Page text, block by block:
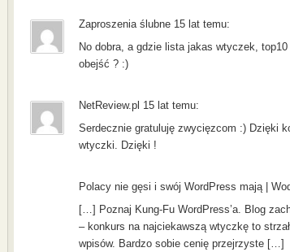
Zaproszenia ślubne 15 lat temu:
No dobra, a gdzie lista jakas wtyczek,
obejść ? :)
NetReview.pl 15 lat temu:
Serdecznie gratuluję zwycięzcom :) Dzięki
wtyczki. Dzięki !
Polacy nie gęsi i swój WordPress mają |
[…] Poznaj Kung-Fu WordPress’a. Blog
– konkurs na najciekawszą wtyczkę to
wpisów. Bardzo sobie cenię przejrzyste […]